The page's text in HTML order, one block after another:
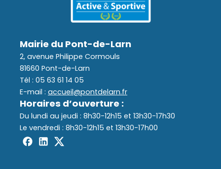
Mairie du Pont-de-Larn
2, avenue Philippe Cormouls
81660 Pont-de-Larn
Tél : 05 63 61 14 05
E-mail : accueil@pontdelarn.fr
Horaires d’ouverture :
Du lundi au jeudi : 8h30-12h15 et 13h30-17h30
Le vendredi : 8h30-12h15 et 13h30-17h00